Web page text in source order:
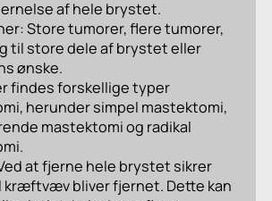
af hele brystet.
Store tumorer, flere tumorer,
til store dele af brystet eller
ønske.
findes forskellige typer
herunder simpel mastektomi,
mastektomi og radikal
at fjerne hele brystet sikrer
kræftvæv bliver fjernet. Dette kan